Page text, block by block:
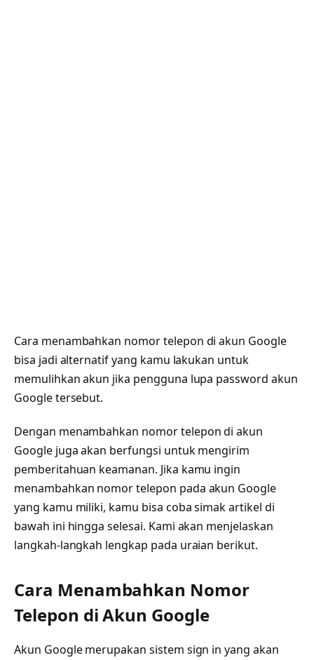
Cara menambahkan nomor telepon di akun Google
bisa jadi alternatif yang kamu lakukan untuk
memulihkan akun jika pengguna lupa password akun
Google tersebut.
Dengan menambahkan nomor telepon di akun
Google juga akan berfungsi untuk mengirim
pemberitahuan keamanan. Jika kamu ingin
menambahkan nomor telepon pada akun Google
yang kamu miliki, kamu bisa coba simak artikel di
bawah ini hingga selesai. Kami akan menjelaskan
langkah-langkah lengkap pada uraian berikut.
Cara Menambahkan Nomor
Telepon di Akun Google
Akun Google merupakan sistem sign in yang akan